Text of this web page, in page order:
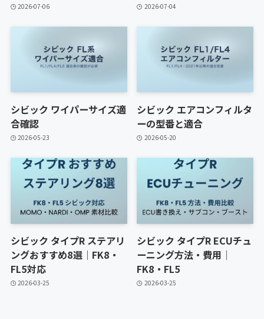
2026-07-06 2026-07-04
シビック ワイパーサイズ適
合確認
2026-05-23
シビック エアコンフィルタ
ーの型番と適合
2026-05-20
シビック タイプR ステアリ
ングおすすめ8選｜FK8・
FL5対応
2026-03-25
シビック タイプR ECUチュ
ーニング方法・費用｜
FK8・FL5
2026-03-25